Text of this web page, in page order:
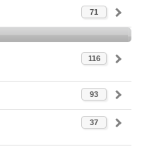
71
116
93
37